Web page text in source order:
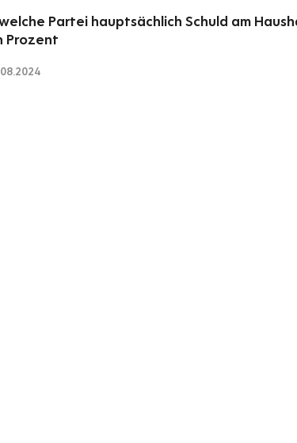
Partei hauptsächlich Schuld am
Prozent